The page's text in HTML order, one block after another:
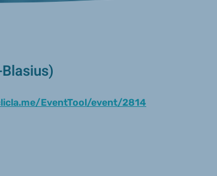
EventTool/event/2814